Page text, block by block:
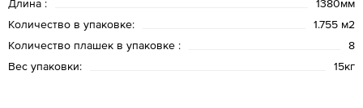
Длина :
1380мм
Количество в упаковке:
1.755 м2
Количество плашек в упаковке :
8
Вес упаковки:
15кг